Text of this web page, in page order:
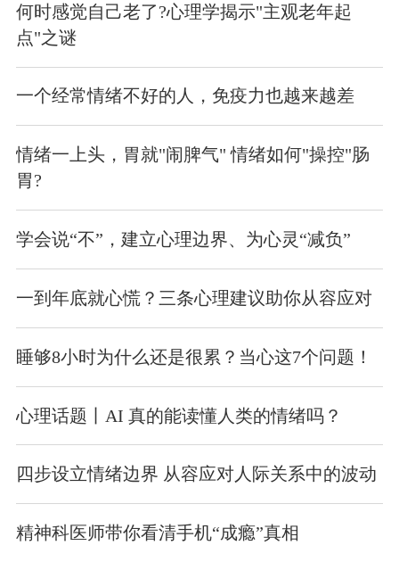
何时感觉自己老了?心理学揭示"主观老年起
点"之谜
一个经常情绪不好的人，免疫力也越来越差
情绪一上头，胃就"闹脾气" 情绪如何"操控"肠
胃?
学会说“不”，建立心理边界、为心灵“减负”
一到年底就心慌？三条心理建议助你从容应对
睡够8小时为什么还是很累？当心这7个问题！
心理话题丨AI 真的能读懂人类的情绪吗？
四步设立情绪边界 从容应对人际关系中的波动
精神科医师带你看清手机“成瘾”真相